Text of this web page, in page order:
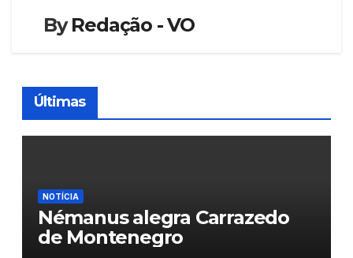
ByRedação - VO
Últimas
NOTÍCIA
Némanus alegra Carrazedo
de Montenegro